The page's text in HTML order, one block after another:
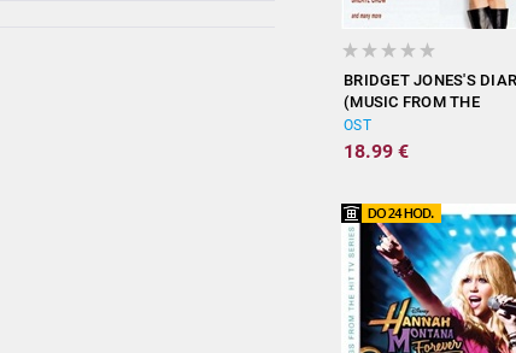
BRIDGET JONES'S
(MUSIC FROM THE
MOTION PICTURE)
OST
18.99 €